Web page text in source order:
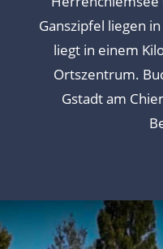
Ganszipfel liegen
liegt in einem
Ortszentrum.
Gstadt am